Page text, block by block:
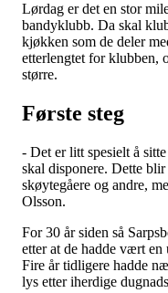
Lørdag er det en stor
bandyklubb. Da skal
kjøkken som de deler
etterlengtet for klubben,
større.
Første steg
- Det er litt spesielt å
skal disponere. Dette
skøytegåere og andre,
Olsson.
For 30 år siden så
etter at de hadde vært
Fire år tidligere hadde
lys etter iherdige